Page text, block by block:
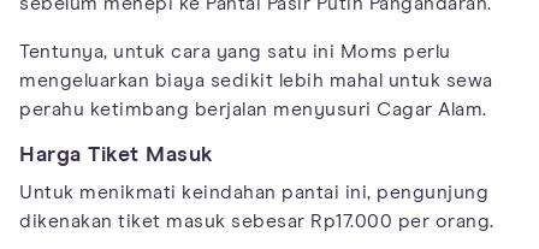
sebelum menepi ke Pantai Pasir Putih Pangandaran.
Tentunya, untuk cara yang satu ini Moms perlu
mengeluarkan biaya sedikit lebih mahal untuk sewa
perahu ketimbang berjalan menyusuri Cagar Alam.
Harga Tiket Masuk
Untuk menikmati keindahan pantai ini, pengunjung
dikenakan tiket masuk sebesar Rp17.000 per orang.